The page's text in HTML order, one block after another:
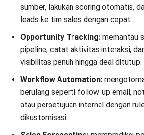
sumber, lakukan scoring otomatis,
leads ke tim sales dengan cepat.
Opportunity Tracking: memantau
pipeline, catat aktivitas interaksi,
visibilitas penuh hingga deal ditutup.
Workflow Automation:
berulang seperti follow-up email,
atau persetujuan internal dengan
dikustomisasi.